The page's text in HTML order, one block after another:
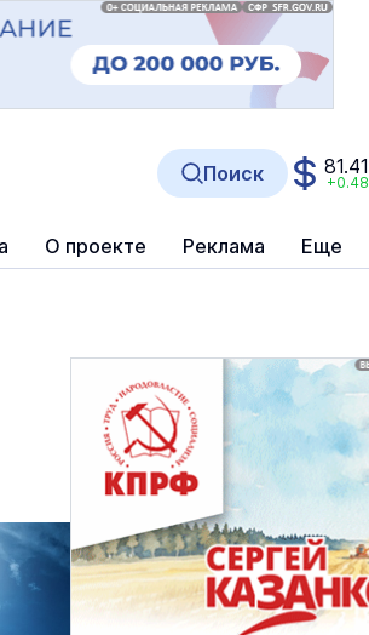
О проекте Реклама Еще
Поиск 81.41
+0.48